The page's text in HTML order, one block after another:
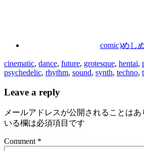
comic)めし
cinematic, dance, future, grotesque, hentai,
psychedelic, rhythm, sound, synth, techno,
Leave a reply
メールアドレスが公開されることはあ
いる欄は必須項目です
Comment *